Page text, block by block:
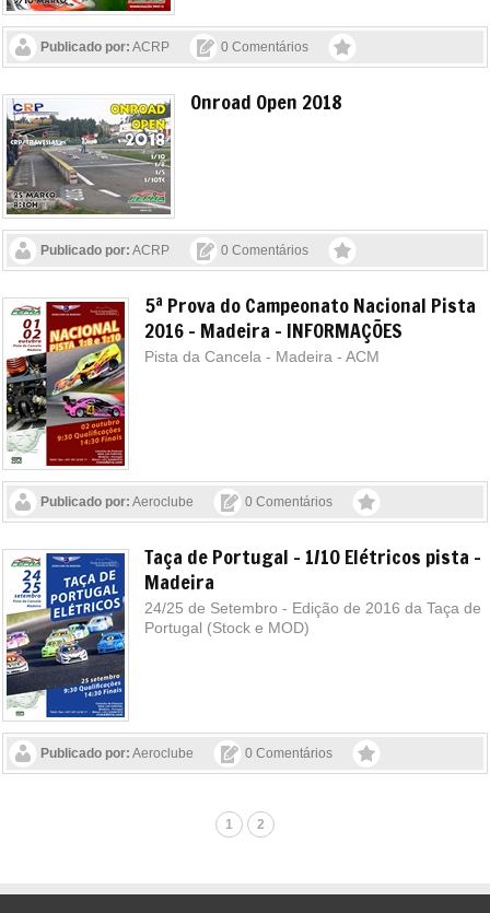
Publicado por: ACRP 0 Comentários
Onroad Open 2018
Publicado por: ACRP 0 Comentários
5ª Prova do Campeonato Nacional Pista
2016 - Madeira - INFORMAÇÕES
Pista da Cancela - Madeira - ACM
Publicado por: Aeroclube 0 Comentários
Taça de Portugal - 1/10 Elétricos pista -
Madeira
24/25 de Setembro - Edição de 2016 da Taça de
Portugal (Stock e MOD)
Publicado por: Aeroclube 0 Comentários
1 2